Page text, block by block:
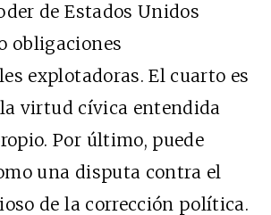
de Estados Unidos
obligaciones
explotadoras. El cuarto es
virtud cívica entendida
Por último, puede
una disputa contra el
de la corrección política.